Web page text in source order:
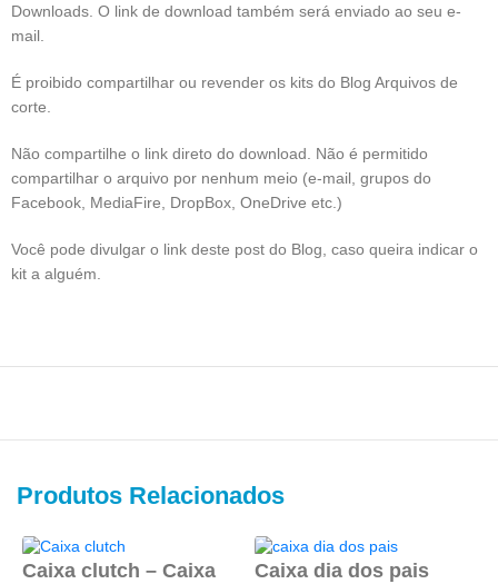
Downloads. O link de download também será enviado ao seu e-
mail.
É proibido compartilhar ou revender os kits do Blog Arquivos de
corte.
Não compartilhe o link direto do download. Não é permitido
compartilhar o arquivo por nenhum meio (e-mail, grupos do
Facebook, MediaFire, DropBox, OneDrive etc.)
Você pode divulgar o link deste post do Blog, caso queira indicar o
kit a alguém.
Produtos Relacionados
Caixa clutch – Caixa
Caixa dia dos pais